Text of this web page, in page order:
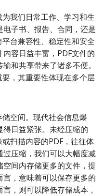
我们日常工作、学习和生
子书、报告、合同，还是
台兼容性、稳定性和安全
容日益丰富，PDF文件的
和共享带来了诸多不便。
，其重要性体现在多个层
空间。现代社会信息爆
日益紧张。未经压缩的
扫描内容的PDF，往往体
压缩，我们可以大幅度减
间内存储更多的文件，提
，意味着可以保存更多的
，则可以降低存储成本，